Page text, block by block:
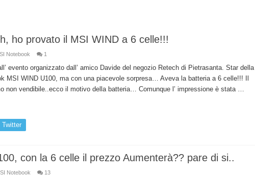
ho provato il MSI WIND a 6 celle!!!
Notebook 1
evento organizzato dall’ amico Davide del negozio Retech di Pietrasanta. Star della
MSI WIND U100, ma con una piacevole sorpresa… Aveva la batteria a 6 celle!!! Il
non vendibile..ecco il motivo della batteria… Comunque l’ impressione è stata …
Twitter
con la 6 celle il prezzo Aumenterà?? pare di si..
Notebook 13